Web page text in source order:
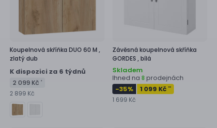
Koupelnová skříňka DUO 60 M ,
zlatý dub
K dispozici za 6 týdnů
2 099 Kč *
2 899 Kč
Závěsná koupelnová skříňka
GORDES ,bílá
Skladem
Ihned na 8 prodejnách
-35% 1 099 Kč **
1 699 Kč